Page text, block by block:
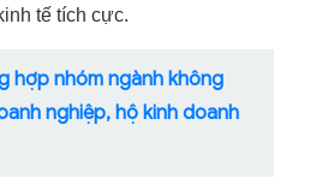
tế tích cực.
hợp nhóm ngành không
nghiệp, hộ kinh doanh